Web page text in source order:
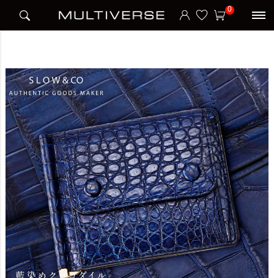
0
CROCODILE MONEY CLIP 藍染め 財布 二つ折り ミニ財布